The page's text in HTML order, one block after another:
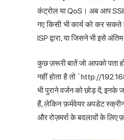
कंट्रोल या QoS। अब आप
गए किसी भी कार्य को कर सकते
ISP द्वारा, या जिसने भी इसे
कुछ ज़रूरी बातें जो आपको पता
नहीं होता है तो `http://
भी पुराने वर्जन को छोड़ दें;
हैं, लेकिन फ़र्मवेयर अपडेट
और रोज़मर्रा के बदलावों के लिए